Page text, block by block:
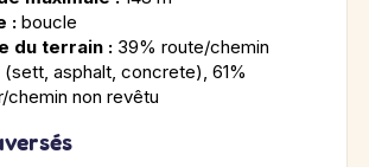
: boucle
du terrain : 39% route/chemin
asphalt, concrete), 61%
chemin non revêtu